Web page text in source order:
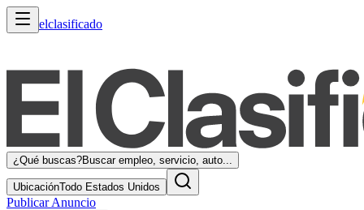
elclasificado
¿Qué buscas?Buscar empleo, servicio, auto...
UbicaciónTodo Estados Unidos
Publicar Anuncio